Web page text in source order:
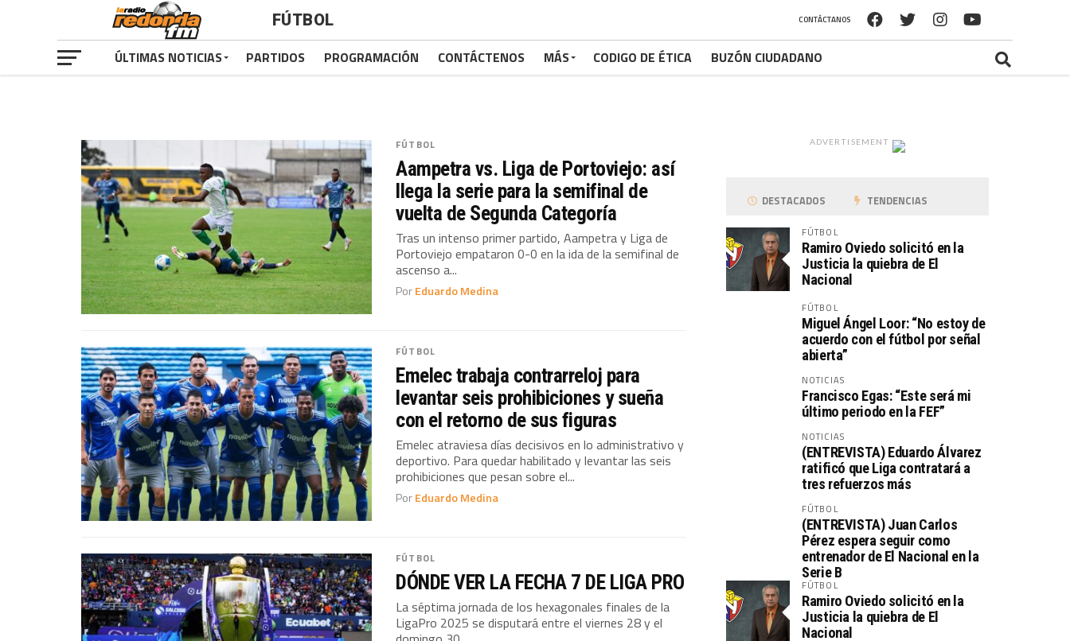
FÚTBOL CONTÁCTANOS
ÚLTIMAS NOTICIAS PARTIDOS PROGRAMACIÓN CONTÁCTENOS MÁS CODIGO DE ÉTICA BUZÓN CIUDADANO
FÚTBOL
Aampetra vs. Liga de Portoviejo: así
llega la serie para la semifinal de
vuelta de Segunda Categoría
Tras un intenso primer partido, Aampetra y Liga de
Portoviejo empataron 0-0 en la ida de la semifinal de
ascenso a...
PorEduardo Medina
FÚTBOL
Emelec trabaja contrarreloj para
levantar seis prohibiciones y sueña
con el retorno de sus figuras
Emelec atraviesa días decisivos en lo administrativo y
deportivo. Para quedar habilitado y levantar las seis
prohibiciones que pesan sobre el...
PorEduardo Medina
FÚTBOL
DÓNDE VER LA FECHA 7 DE LIGA PRO
La séptima jornada de los hexagonales finales de la
LigaPro 2025 se disputará entre el viernes 28 y el
ADVERTISEMENT
DESTACADOS TENDENCIAS
FÚTBOL
Ramiro Oviedo solicitó en la
Justicia la quiebra de El
Nacional
FÚTBOL
Miguel Ángel Loor: “No estoy de
acuerdo con el fútbol por señal
abierta”
NOTICIAS
Francisco Egas: “Este será mi
último periodo en la FEF”
NOTICIAS
(ENTREVISTA) Eduardo Álvarez
ratificó que Liga contratará a
tres refuerzos más
FÚTBOL
(ENTREVISTA) Juan Carlos
Pérez espera seguir como
entrenador de El Nacional en la
Serie B
FÚTBOL
Ramiro Oviedo solicitó en la
Justicia la quiebra de El
Nacional